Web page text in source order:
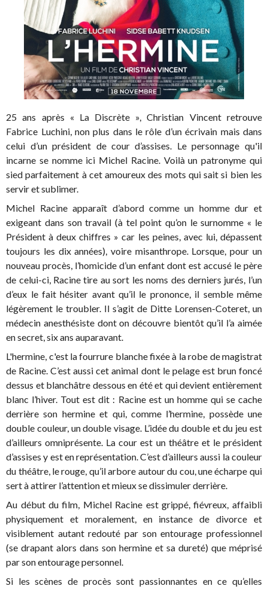
25 ans après « La Discrète », Christian Vincent retrouve
Fabrice Luchini, non plus dans le rôle d’un écrivain mais dans
celui d’un président de cour d’assises. Le personnage qu'il
incarne se nomme ici Michel Racine. Voilà un patronyme qui
sied parfaitement à cet amoureux des mots qui sait si bien les
servir et sublimer.
Michel Racine apparaît d’abord comme un homme dur et
exigeant dans son travail (à tel point qu’on le surnomme « le
Président à deux chiffres » car les peines, avec lui, dépassent
toujours les dix années), voire misanthrope. Lorsque, pour un
nouveau procès, l’homicide d’un enfant dont est accusé le père
de celui-ci, Racine tire au sort les noms des derniers jurés, l’un
d’eux le fait hésiter avant qu’il le prononce, il semble même
légèrement le troubler. Il s’agit de Ditte Lorensen-Coteret, un
médecin anesthésiste dont on découvre bientôt qu’il l’a aimée
en secret, six ans auparavant.
L'hermine, c'est la fourrure blanche fixée à la robe de magistrat
de Racine. C’est aussi cet animal dont le pelage est brun foncé
dessus et blanchâtre dessous en été et qui devient entièrement
blanc l’hiver. Tout est dit : Racine est un homme qui se cache
derrière son hermine et qui, comme l’hermine, possède une
double couleur, un double visage. L’idée du double et du jeu est
d’ailleurs omniprésente. La cour est un théâtre et le président
d’assises y est en représentation. C’est d’ailleurs aussi la couleur
du théâtre, le rouge, qu’il arbore autour du cou, une écharpe qui
sert à attirer l’attention et mieux se dissimuler derrière.
Au début du film, Michel Racine est grippé, fiévreux, affaibli
physiquement et moralement, en instance de divorce et
visiblement autant redouté par son entourage professionnel
(se drapant alors dans son hermine et sa dureté) que méprisé
par son entourage personnel.
Si les scènes de procès sont passionnantes en ce qu’elles